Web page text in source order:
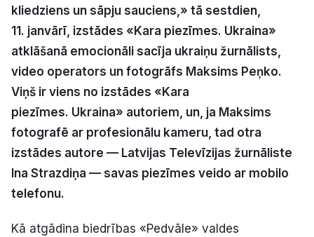
Pasākumi
Reklāma
Politiskā reklāma
Par mums
Kontakti
kliedziens un sāpju sauciens,» tā sestdien,
11. janvārī, izstādes «Kara piezīmes. Ukraina»
atklāšanā emocionāli sacīja ukraiņu žurnālists,
video operators un fotogrāfs Maksims Peņko.
Viņš ir viens no izstādes «Kara
piezīmes. Ukraina» autoriem, un, ja Maksims
fotografē ar profesionālu kameru, tad otra
izstādes autore — Latvijas Televīzijas žurnāliste
Ina Strazdiņa — savas piezīmes veido ar mobilo
telefonu.
Kā atgādina biedrības «Pedvāle» valdes